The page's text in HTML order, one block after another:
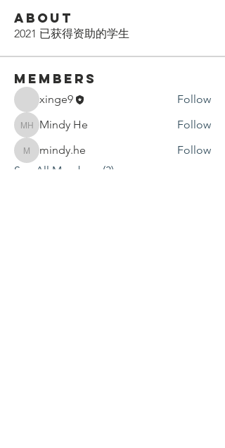
About
2021 已获得资助的学生
Members
xinge9 Follow
Mindy He
Mindy He Follow
mindy.he
mindy.he
Follow
See All Members (3)